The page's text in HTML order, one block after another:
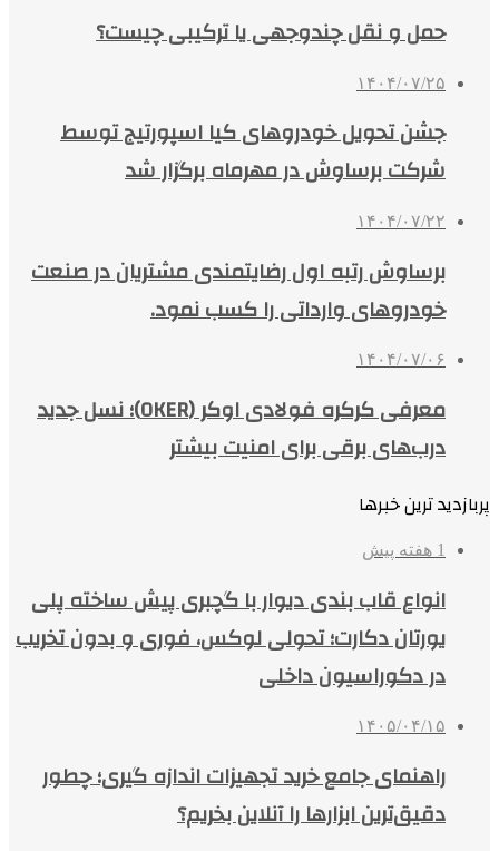
حمل و نقل چندوجهی یا ترکیبی چیست؟
۱۴۰۴/۰۷/۲۵
جشن تحویل خودروهای کیا اسپورتیج توسط
شرکت برساوش در مهرماه برگزار شد
۱۴۰۴/۰۷/۲۲
برساوش رتبه اول رضایتمندی مشتریان در صنعت
خودروهای وارداتی را کسب نمود.
۱۴۰۴/۰۷/۰۶
معرفی کرکره فولادی اوکر (OKER)؛ نسل جدید
درب‌های برقی برای امنیت بیشتر
پربازدید ترین خبرها
1 هفته پیش
انواع قاب بندی دیوار با گچبری پیش ساخته پلی
یورتان دکارت؛ تحولی لوکس، فوری و بدون تخریب
در دکوراسیون داخلی
۱۴۰۵/۰۴/۱۵
راهنمای جامع خرید تجهیزات اندازه گیری؛ چطور
دقیق‌ترین ابزارها را آنلاین بخریم؟